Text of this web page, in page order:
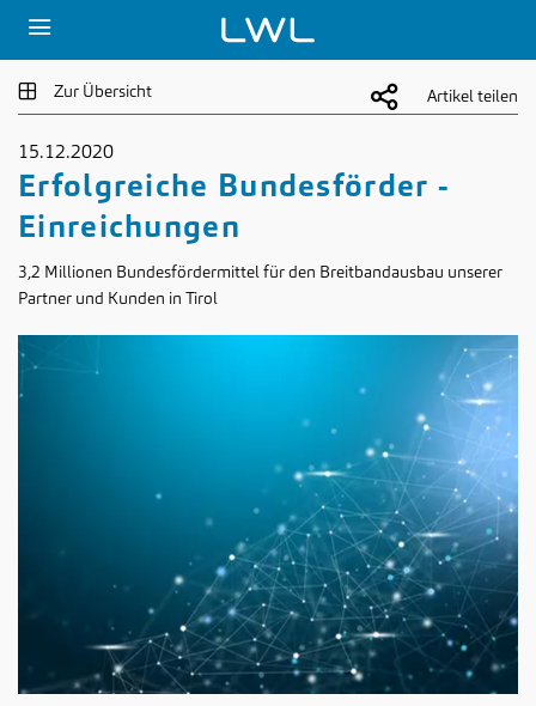
Zur Übersicht Artikel teilen
15.12.2020
Erfolgreiche Bundesförder -
Einreichungen
3,2 Millionen Bundesfördermittel für den Breitbandausbau unserer
Partner und Kunden in Tirol